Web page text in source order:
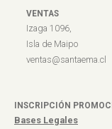
VENTAS
Izaga 1096,
Isla de Maipo
ventas@santaema.cl
INSCRIPCIÓN
Bases Legales